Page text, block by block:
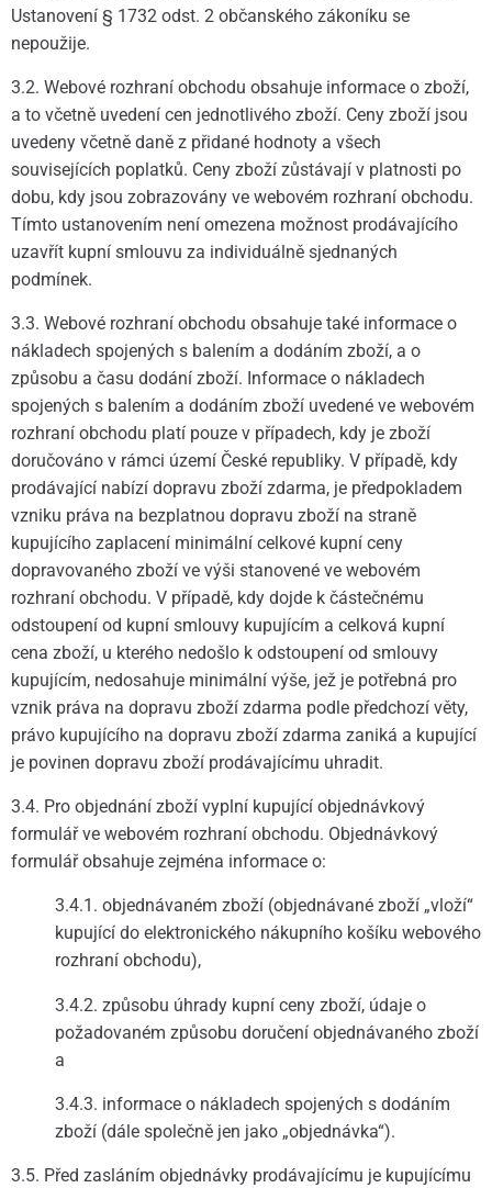
Ustanovení § 1732 odst. 2 občanského zákoníku se
nepoužije.
3.2. Webové rozhraní obchodu obsahuje informace o zboží,
a to včetně uvedení cen jednotlivého zboží. Ceny zboží jsou
uvedeny včetně daně z přidané hodnoty a všech
souvisejících poplatků. Ceny zboží zůstávají v platnosti po
dobu, kdy jsou zobrazovány ve webovém rozhraní obchodu.
Tímto ustanovením není omezena možnost prodávajícího
uzavřít kupní smlouvu za individuálně sjednaných
podmínek.
3.3. Webové rozhraní obchodu obsahuje také informace o
nákladech spojených s balením a dodáním zboží, a o
způsobu a času dodání zboží. Informace o nákladech
spojených s balením a dodáním zboží uvedené ve webovém
rozhraní obchodu platí pouze v případech, kdy je zboží
doručováno v rámci území České republiky. V případě, kdy
prodávající nabízí dopravu zboží zdarma, je předpokladem
vzniku práva na bezplatnou dopravu zboží na straně
kupujícího zaplacení minimální celkové kupní ceny
dopravovaného zboží ve výši stanovené ve webovém
rozhraní obchodu. V případě, kdy dojde k částečnému
odstoupení od kupní smlouvy kupujícím a celková kupní
cena zboží, u kterého nedošlo k odstoupení od smlouvy
kupujícím, nedosahuje minimální výše, jež je potřebná pro
vznik práva na dopravu zboží zdarma podle předchozí věty,
právo kupujícího na dopravu zboží zdarma zaniká a kupující
je povinen dopravu zboží prodávajícímu uhradit.
3.4. Pro objednání zboží vyplní kupující objednávkový
formulář ve webovém rozhraní obchodu. Objednávkový
formulář obsahuje zejména informace o:
3.4.1. objednávaném zboží (objednávané zboží „vloží“
kupující do elektronického nákupního košíku webového
rozhraní obchodu),
3.4.2. způsobu úhrady kupní ceny zboží, údaje o
požadovaném způsobu doručení objednávaného zboží
a
3.4.3. informace o nákladech spojených s dodáním
zboží (dále společně jen jako „objednávka“).
3.5. Před zasláním objednávky prodávajícímu je kupujícímu